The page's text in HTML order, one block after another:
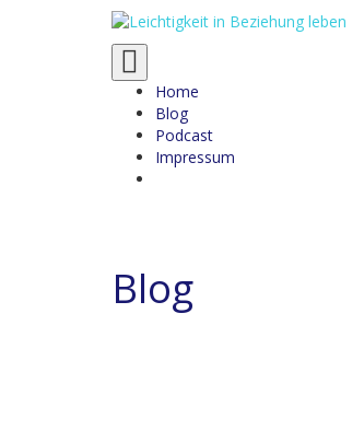
Toggle
navigation
Home
Blog
Podcast
Impressum
Blog